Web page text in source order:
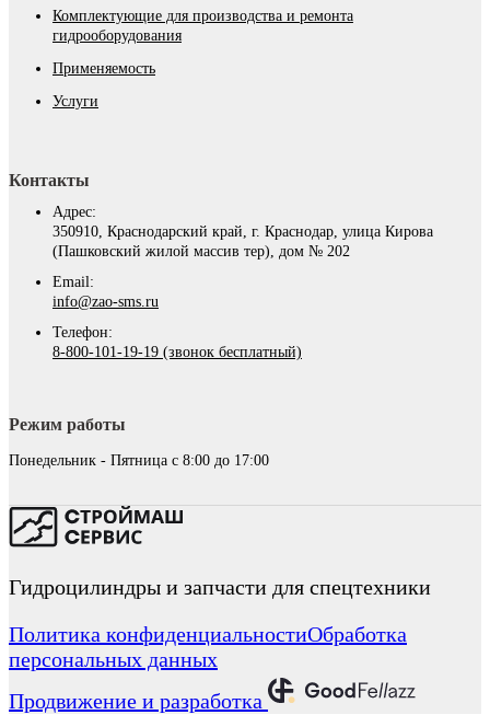
Комплектующие для производства и ремонта
гидрооборудования
Применяемость
Услуги
Контакты
Адрес:
350910, Краснодарский край, г. Краснодар, улица Кирова
(Пашковский жилой массив тер), дом № 202
Email:
info@zao-sms.ru
Телефон:
8-800-101-19-19 (звонок бесплатный)
Режим работы
Понедельник - Пятница с 8:00 до 17:00
Гидроцилиндры и запчасти для спецтехники
Политика конфиденциальностиОбработка
персональных данных
Продвижение и разработка